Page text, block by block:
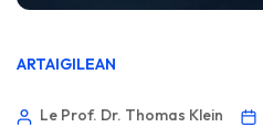
ARTAIGILEAN
Le Prof. Dr. Thomas Klein